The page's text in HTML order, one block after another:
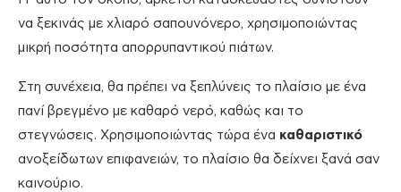
να ξεκινάς με χλιαρό σαπουνόνερο, χρησιμοποιώντας
μικρή ποσότητα απορρυπαντικού πιάτων.
Στη συνέχεια, θα πρέπει να ξεπλύνεις το πλαίσιο με ένα
πανί βρεγμένο με καθαρό νερό, καθώς και το
στεγνώσεις. Χρησιμοποιώντας τώρα ένα καθαριστικό
ανοξείδωτων επιφανειών, το πλαίσιο θα δείχνει ξανά σαν
καινούριο.